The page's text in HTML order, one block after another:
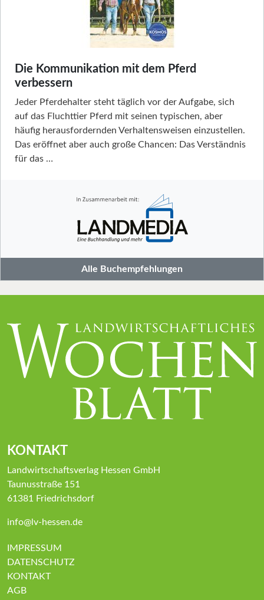
Die Kommunikation mit dem Pferd
verbessern
Jeder Pferdehalter steht täglich vor der Aufgabe, sich
auf das Fluchttier Pferd mit seinen typischen, aber
häufig herausfordernden Verhaltensweisen einzustellen.
Das eröffnet aber auch große Chancen: Das Verständnis
für das …
Alle Buchempfehlungen
KONTAKT
Landwirtschaftsverlag Hessen GmbH
Taunusstraße 151
61381 Friedrichsdorf
info@lv-hessen.de
IMPRESSUM
DATENSCHUTZ
KONTAKT
AGB